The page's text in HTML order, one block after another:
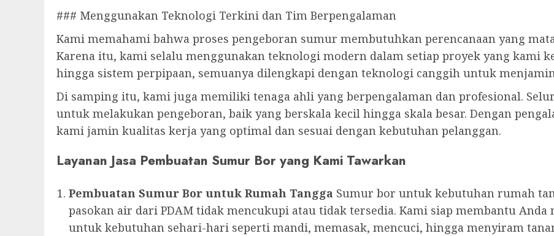
### Menggunakan Teknologi Terkini dan Tim Berpengalaman
Kami memahami bahwa proses pengeboran sumur membutuhkan perencanaan yang
Karena itu, kami selalu menggunakan teknologi modern dalam setiap proyek yang kami
hingga sistem perpipaan, semuanya dilengkapi dengan teknologi canggih untuk
Di samping itu, kami juga memiliki tenaga ahli yang berpengalaman dan profesional.
untuk melakukan pengeboran, baik yang berskala kecil hingga skala besar. Dengan
kami jamin kualitas kerja yang optimal dan sesuai dengan kebutuhan pelanggan.
Layanan Jasa Pembuatan Sumur Bor yang Kami Tawarkan
Pembuatan Sumur Bor untuk Rumah Tangga Sumur bor untuk kebutuhan rumah
pasokan air dari PDAM tidak mencukupi atau tidak tersedia. Kami siap membantu
untuk kebutuhan sehari-hari seperti mandi, memasak, mencuci, hingga menyiram